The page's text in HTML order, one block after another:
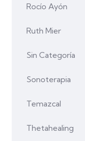
Rocío Ayón
Ruth Mier
Sin Categoría
Sonoterapia
Temazcal
Thetahealing